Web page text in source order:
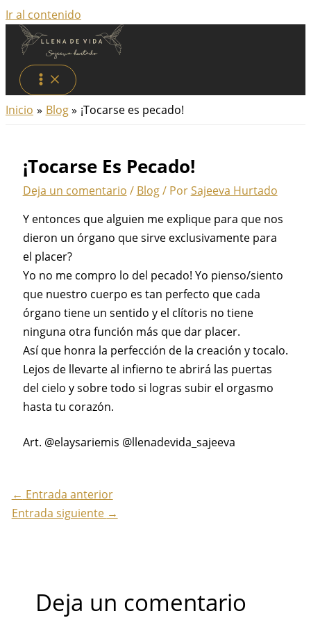
Ir al contenido
Inicio Blog ¡Tocarse es pecado!
¡Tocarse Es Pecado!
Deja un comentario / Blog/ PorSajeeva Hurtado
Y entonces que alguien me explique para que nos
dieron un órgano que sirve exclusivamente para
el placer?
Yo no me compro lo del pecado! Yo pienso/siento
que nuestro cuerpo es tan perfecto que cada
órgano tiene un sentido y el clítoris no tiene
ninguna otra función más que dar placer.
Así que honra la perfección de la creación y tocalo.
Lejos de llevarte al infierno te abrirá las puertas
del cielo y sobre todo si logras subir el orgasmo
hasta tu corazón.
Art. @elaysariemis @llenadevida_sajeeva
← Entrada anterior
Entrada siguiente →
Deja un comentario